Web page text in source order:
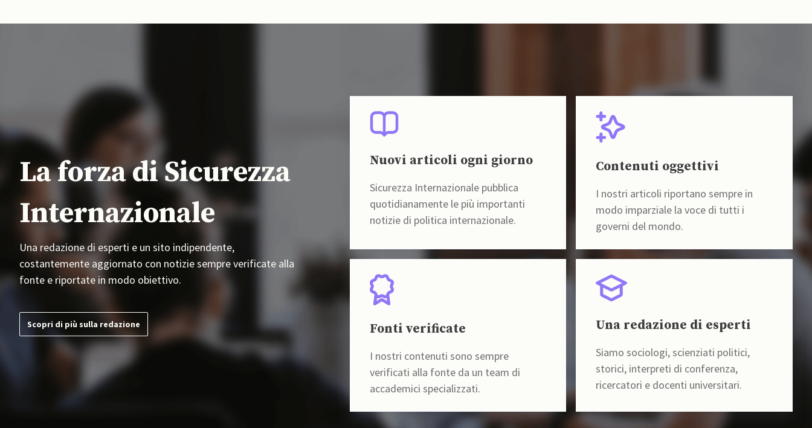
La forza di Sicurezza
Internazionale
Una redazione di esperti e un sito indipendente,
costantemente aggiornato con notizie sempre verificate alla
fonte e riportate in modo obiettivo.
Scopri di più sulla redazione
Nuovi articoli ogni giorno
Sicurezza Internazionale pubblica
quotidianamente le più importanti
notizie di politica internazionale.
Contenuti oggettivi
I nostri articoli riportano sempre in
modo imparziale la voce di tutti i
governi del mondo.
Fonti verificate
I nostri contenuti sono sempre
verificati alla fonte da un team di
accademici specializzati.
Una redazione di esperti
Siamo sociologi, scienziati politici,
storici, interpreti di conferenza,
ricercatori e docenti universitari.